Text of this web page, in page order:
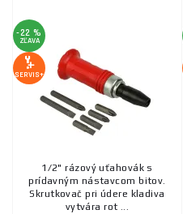
-22 %
ZĽAVA
SERVIS+
1/2" rázový uťahovák s
prídavným nástavcom bitov.
Skrutkovač pri údere kladiva
vytvára rot ...